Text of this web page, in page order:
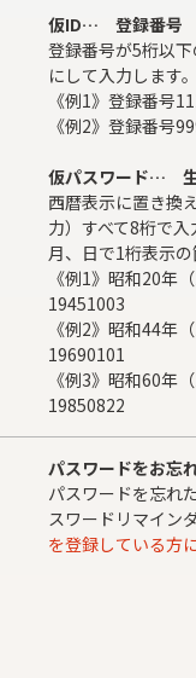
仮ID… 登録番号
登録番号が5桁以
にして入力します。
《例1》登録番
《例2》登録番
仮パスワード…
西暦表示に置き換
力）すべて8桁で入
月、日で1桁表示
《例1》昭和20
19451003
《例2》昭和44
19690101
《例3》昭和60
19850822
パスワードをお忘
パスワードを忘れた
スワードリマイン
を登録している方